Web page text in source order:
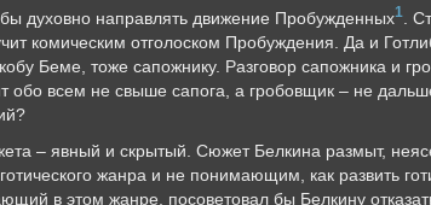
духовно направлять движение Пробужденных1
.
комическим отголоском Пробуждения. Да и
Беме, тоже сапожнику. Разговор сапожника и
обо всем не свыше сапога, а гробовщик – не
– явный и скрытый. Сюжет Белкина размыт,
жанра и не понимающим, как развить
в этом жанре, посоветовал бы Белкину